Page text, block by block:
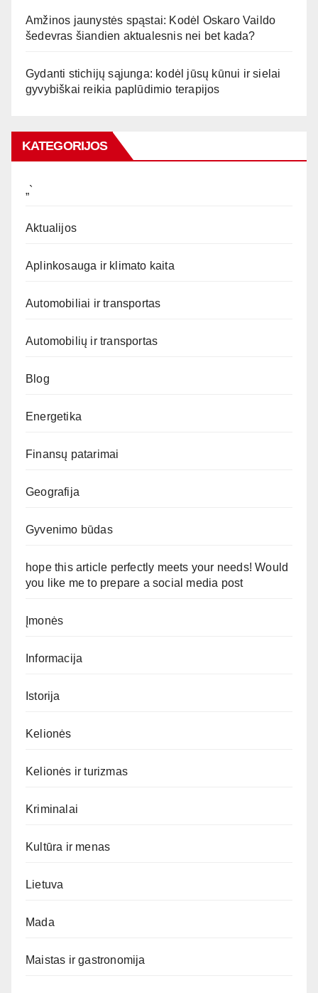
Amžinos jaunystės spąstai: Kodėl Oskaro Vaildo
šedevras šiandien aktualesnis nei bet kada?
Gydanti stichijų sąjunga: kodėl jūsų kūnui ir sielai
gyvybiškai reikia paplūdimio terapijos
KATEGORIJOS
„`
Aktualijos
Aplinkosauga ir klimato kaita
Automobiliai ir transportas
Automobilių ir transportas
Blog
Energetika
Finansų patarimai
Geografija
Gyvenimo būdas
hope this article perfectly meets your needs! Would
you like me to prepare a social media post
Įmonės
Informacija
Istorija
Kelionės
Kelionės ir turizmas
Kriminalai
Kultūra ir menas
Lietuva
Mada
Maistas ir gastronomija